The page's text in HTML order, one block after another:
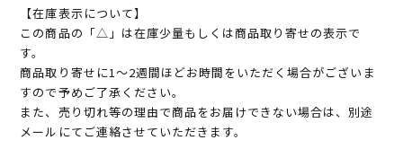
【在庫表示について】
この商品の「△」は在庫少量もしくは商品取り寄せの表示で
す。
商品取り寄せに1～2週間ほどお時間をいただく場合がございま
すので予めご了承ください。
また、売り切れ等の理由で商品をお届けできない場合は、別途
メールにてご連絡させていただきます。